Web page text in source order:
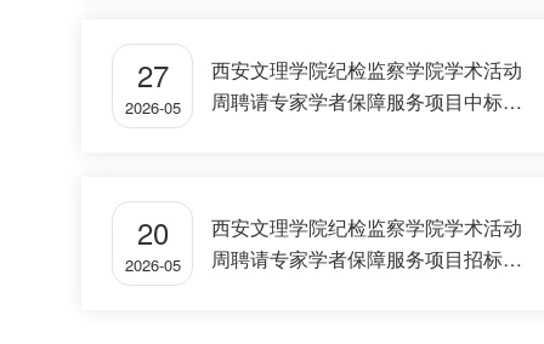
27
2026-05
西安文理学院纪检监察学院学术活动
周聘请专家学者保障服务项目中标公
20
2026-05
西安文理学院纪检监察学院学术活动
周聘请专家学者保障服务项目招标公